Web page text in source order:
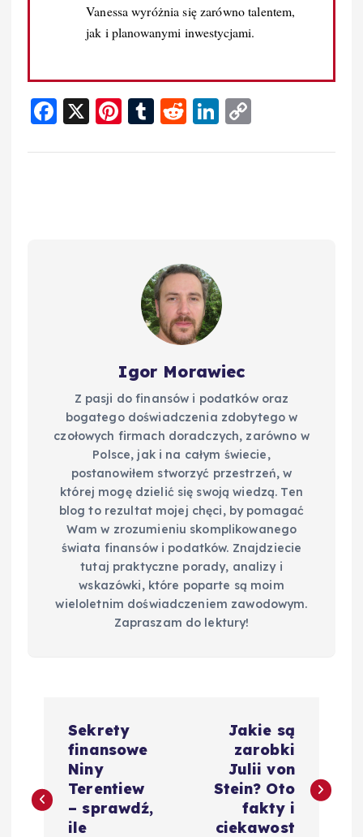
Vanessa wyróżnia się zarówno talentem,
jak i planowanymi inwestycjami.
F
c
X
Pi
er
T
m
R
d
Li
k p
Igor Morawiec
Z pasji do finansów i podatków oraz
bogatego doświadczenia zdobytego w
czołowych firmach doradczych, zarówno w
Polsce, jak i na całym świecie,
postanowiłem stworzyć przestrzeń, w
której mogę dzielić się swoją wiedzą. Ten
blog to rezultat mojej chęci, by pomagać
Wam w zrozumieniu skomplikowanego
świata finansów i podatków. Znajdziecie
tutaj praktyczne porady, analizy i
wskazówki, które poparte są moim
wieloletnim doświadczeniem zawodowym.
Zapraszam do lektury!
w
Sekrety
finansowe
Niny
Terentiew
– sprawdź,
ile
Jakie są
zarobki
Julii von
Stein? Oto
fakty i
ciekawost